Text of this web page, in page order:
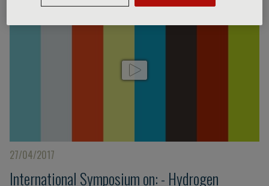
27/04/2017
International Symposium on: - Hydrogen